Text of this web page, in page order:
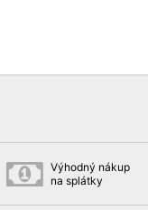
Výhodný nákup
na splátky